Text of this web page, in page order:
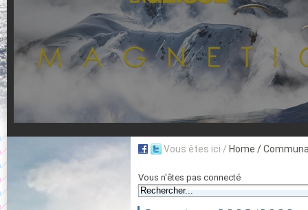
Aujourd'hui : T° Min : T° Max : °C
Suivez en direct l'actualité des stations
Vous êtes ici / Home /
Vous n'êtes pas connecté